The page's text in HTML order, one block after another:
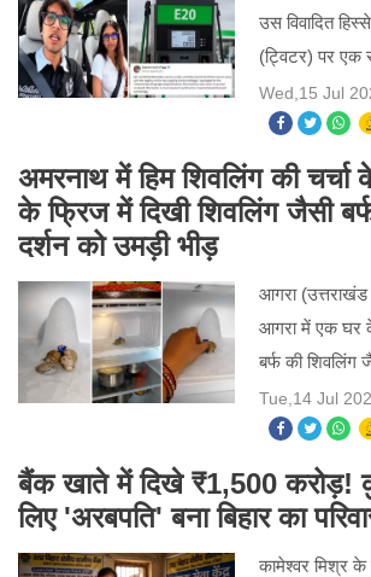
उस विवादित
(ट्विटर) पर एक
कर इस
माफी मांगी।
Wed,15 Jul
अमरनाथ में हिम शिवलिंग की चर्चा
के फ्रिज में दिखी शिवलिंग जैसी
दर्शन को उमड़ी भीड़
आगरा
आगरा में एक घर
बर्फ की शिवलिंग
चर्चा का विषय
अनोखी आकृति
पहुंची, बड़ी संख्या
Tue,14 Jul
बैंक खाते में दिखे ₹1,500 करोड़!
लिए 'अरबपति' बना बिहार का
कामेश्वर मिश्र